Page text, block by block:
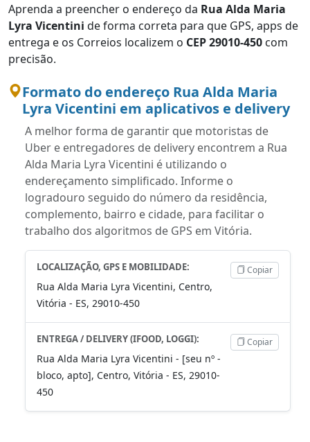
Aprenda a preencher o endereço da Rua Alda Maria
Lyra Vicentini de forma correta para que GPS, apps de
entrega e os Correios localizem o CEP 29010-450 com
precisão.
Formato do endereço Rua Alda Maria
Lyra Vicentini em aplicativos e delivery
A melhor forma de garantir que motoristas de
Uber e entregadores de delivery encontrem a Rua
Alda Maria Lyra Vicentini é utilizando o
endereçamento simplificado. Informe o
logradouro seguido do número da residência,
complemento, bairro e cidade, para facilitar o
trabalho dos algoritmos de GPS em Vitória.
LOCALIZAÇÃO, GPS E MOBILIDADE:
Rua Alda Maria Lyra Vicentini, Centro,
Vitória - ES, 29010-450
Copiar
ENTREGA / DELIVERY (IFOOD, LOGGI):
Rua Alda Maria Lyra Vicentini - [seu nº -
bloco, apto], Centro, Vitória - ES, 29010-
450
Copiar